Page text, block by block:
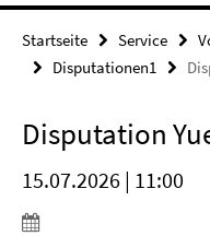
Startseite Service
Disputationen1
Disputation
15.07.2026 | 11:00